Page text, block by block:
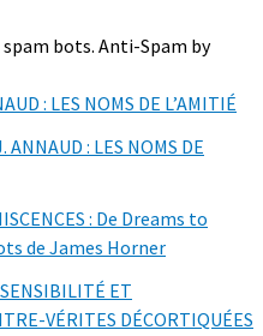
bots. Anti-Spam by
: LES NOMS DE L’AMITIÉ
: LES NOMS DE
: De Dreams to
de James Horner
ET
VÉRITES DÉCORTIQUÉES